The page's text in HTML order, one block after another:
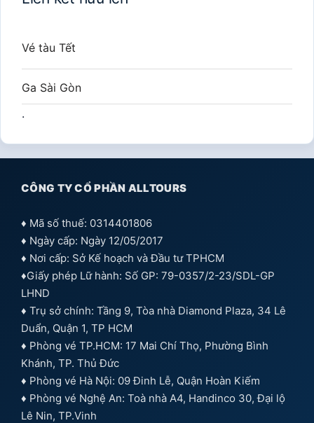
Vé tàu Tết
Ga Sài Gòn
.
CÔNG TY CỔ PHẦN ALLTOURS
♦ Mã số thuế: 0314401806
♦ Ngày cấp: Ngày 12/05/2017
♦ Nơi cấp: Sở Kế hoạch và Đầu tư TPHCM
♦Giấy phép Lữ hành: Số GP: 79-0357/2-23/SDL-GP
LHND
♦ Trụ sở chính: Tầng 9, Tòa nhà Diamond Plaza, 34 Lê
Duẩn, Quận 1, TP HCM
♦ Phòng vé TP.HCM: 17 Mai Chí Thọ, Phường Bình
Khánh, TP. Thủ Đức
♦ Phòng vé Hà Nội: 09 Đinh Lễ, Quận Hoàn Kiếm
♦ Phòng vé Nghệ An: Toà nhà A4, Handinco 30, Đại lộ
Lê Nin, TP.Vinh